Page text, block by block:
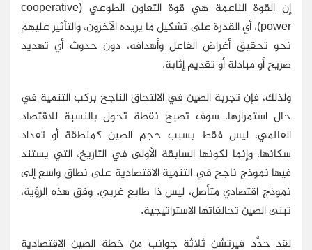
إن القوة الناعمة هي قوة التعاون الطوعي (cooperative
power)، أي القدرة على تشكيل ما يريده الآخرون، والتأثير عليهم
نحو تحقيق أغراض الفاعل وأهدافه، دون حدوث أي تهديد
صريح أو مبادلة أو تقديم إثابة.
ولذلك، فإن تجربة الصين في الالتحاق الناجح بركب التنمية في
حال استمرارها، سوف تصبح نقطة تحول بالنسبة للاقتصاد
العالمي، ليس فقط بسبب حجم الصين كمنطقة أو تعداد
سكانها، وإنما لكونها السابقة الأولى في التاريخ، التي يستند
فيها نموذج ناجح في التنمية الاقتصادية على نطاق واسع إلى
نموذج اقتصادي متأصل، ليس ذا طابع غربي. وفق هذه الرؤية،
تبنى الصين تحالفاتها الاستراتيجية.
لقد حدَّد فيرتشن ثلاثة جوانب من خطة الصين الاقتصادية